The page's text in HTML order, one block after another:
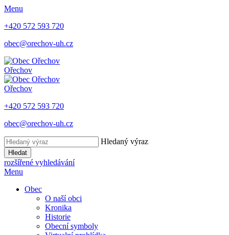
Menu
+420 572 593 720
obec@orechov-uh.cz
Ořechov
Ořechov
+420 572 593 720
obec@orechov-uh.cz
Hledaný výraz
Hledat
rozšířené vyhledávání
Menu
Obec
O naší obci
Kronika
Historie
Obecní symboly